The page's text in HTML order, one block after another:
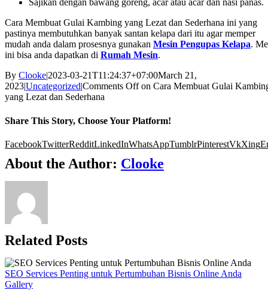
Sajikan dengan bawang goreng, acar atau acar dan nasi panas.
Cara Membuat Gulai Kambing yang Lezat dan Sederhana ini yang
pastinya membutuhkan banyak santan kelapa dari itu agar memper
mudah anda dalam prosesnya gunakan Mesin Pengupas Kelapa.
ini bisa anda dapatkan di Rumah Mesin.
By Clooke|2023-03-21T11:24:37+07:00March 21,
2023|Uncategorized|Comments Offon Cara Membuat Gulai
yang Lezat dan Sederhana
Share This Story, Choose Your Platform!
FacebookTwitterRedditLinkedInWhatsAppTumblrPinterestVkXing
About the Author: Clooke
Related Posts
SEO Services Penting untuk Pertumbuhan Bisnis Online Anda
Gallery